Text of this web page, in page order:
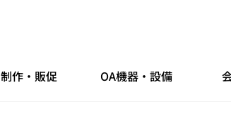
制作・販促 OA機器・設備